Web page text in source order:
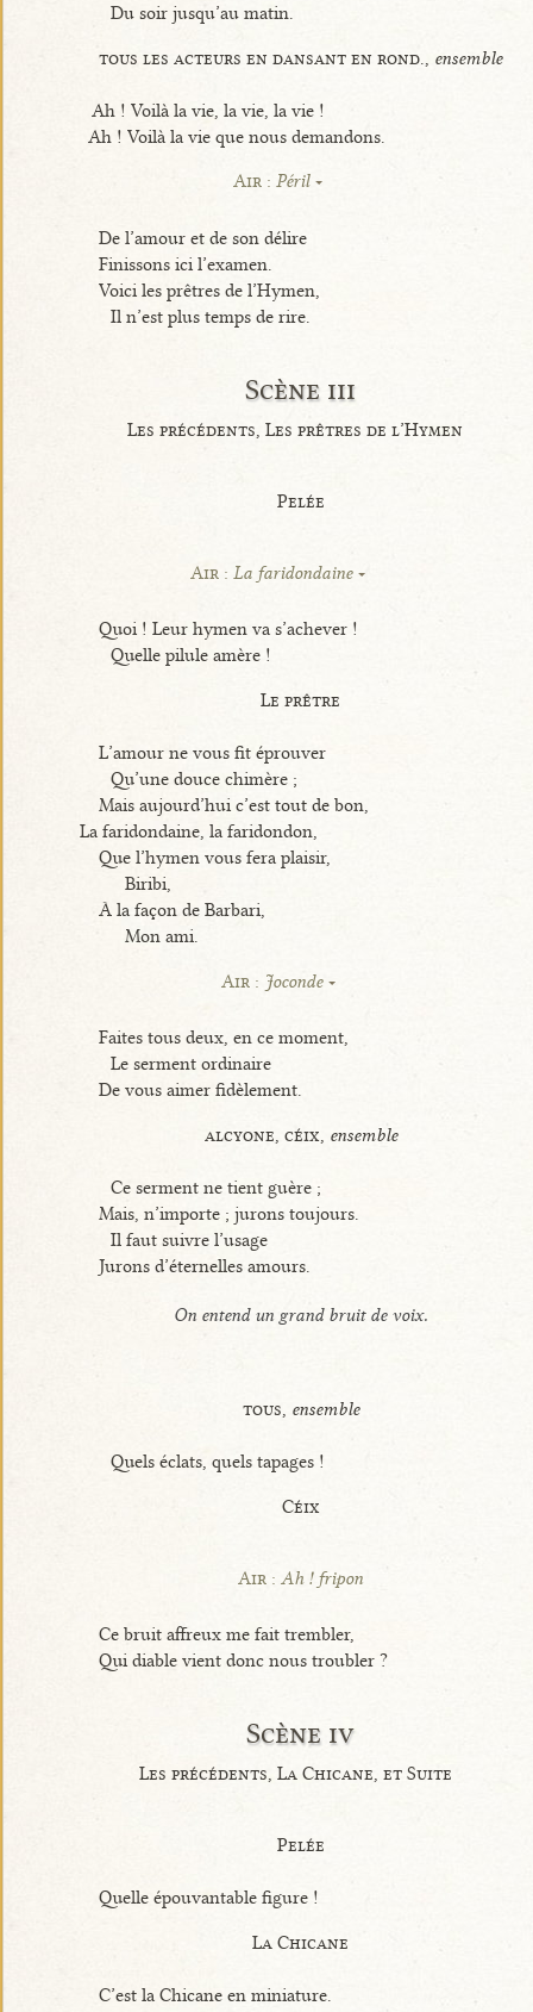
Du soir jusqu’au matin.
tous les acteurs en dansant en rond., ensemble
Ah ! Voilà la vie, la vie, la vie !
Ah ! Voilà la vie que nous demandons.
Air :Péril
De l’amour et de son délire
Finissons ici l’examen.
Voici les prêtres de l’Hymen,
Il n’est plus temps de rire.
Scène iii
Les précédents, Les prêtres de l’Hymen
Pelée
Air : La faridondaine
Quoi ! Leur hymen va s’achever !
Quelle pilule amère !
Le prêtre
L’amour ne vous fit éprouver
Qu’une douce chimère ;
Mais aujourd’hui c’est tout de bon,
La faridondaine, la faridondon,
Que l’hymen vous fera plaisir,
Biribi,
À la façon de Barbari,
Mon ami.
Air : Joconde
Faites tous deux, en ce moment,
Le serment ordinaire
De vous aimer fidèlement.
alcyone, céix, ensemble
Ce serment ne tient guère ;
Mais, n’importe ; jurons toujours.
Il faut suivre l’usage
Jurons d’éternelles amours.
On entend un grand bruit de voix.
tous, ensemble
Quels éclats, quels tapages !
Céix
Air : Ah ! fripon
Ce bruit affreux me fait trembler,
Qui diable vient donc nous troubler ?
Scène iv
Les précédents, La Chicane, et Suite
Pelée
Quelle épouvantable figure !
La Chicane
C’est la Chicane en miniature.